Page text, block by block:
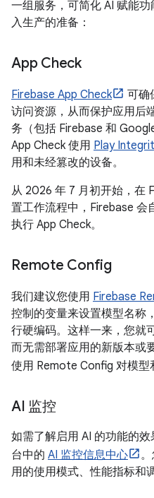
一组服务，可简化 AI 赋能
入生产的准备：
App Check
Firebase App Check
可确
访问资源，从而保护应用后
务（包括 Firebase 和
App Check 使用 Play
用和未经篡改的设备。
从 2026 年 7 月初开始，在
置工作流程中，Firebase 会
执行 App Check。
Remote Config
我们建议您使用 Firebase
控制的变量来设置模型名称
行硬编码。这样一来，您就
而无需部署应用的新版本或
使用 Remote Config 对模型
AI 监控
如需了解启用 AI 的功能的
台中的 AI 监控信息中心
用的使用模式、性能指标和